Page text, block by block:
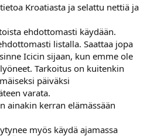
Kroatiasta ja selattu nettiä ja
ehdottomasti käydään.
listalla. Saattaa jopa
Icicin sijaan, kun emme ole
Tarkoitus on kuitenkin
päiväksi
varata.
ainakin kerran elämässään
myös käydä ajamassa